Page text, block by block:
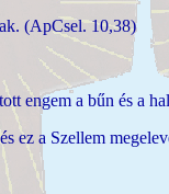
(ApCsel. 10,38)
engem a bűn és a
ez a Szellem